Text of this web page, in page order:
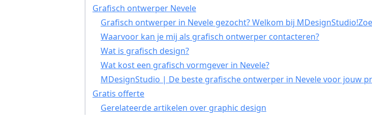
Grafisch ontwerper Nevele
Grafisch ontwerper in Nevele gezocht? Welkom bij
Waarvoor kan je mij als grafisch ontwerper contacteren?
Wat is grafisch design?
Wat kost een grafisch vormgever in Nevele?
MDesignStudio | De beste grafische ontwerper in Nevele voor jouw
Gratis offerte
Gerelateerde artikelen over graphic design